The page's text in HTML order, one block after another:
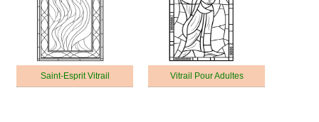
Saint-Esprit Vitrail Vitrail Pour Adultes